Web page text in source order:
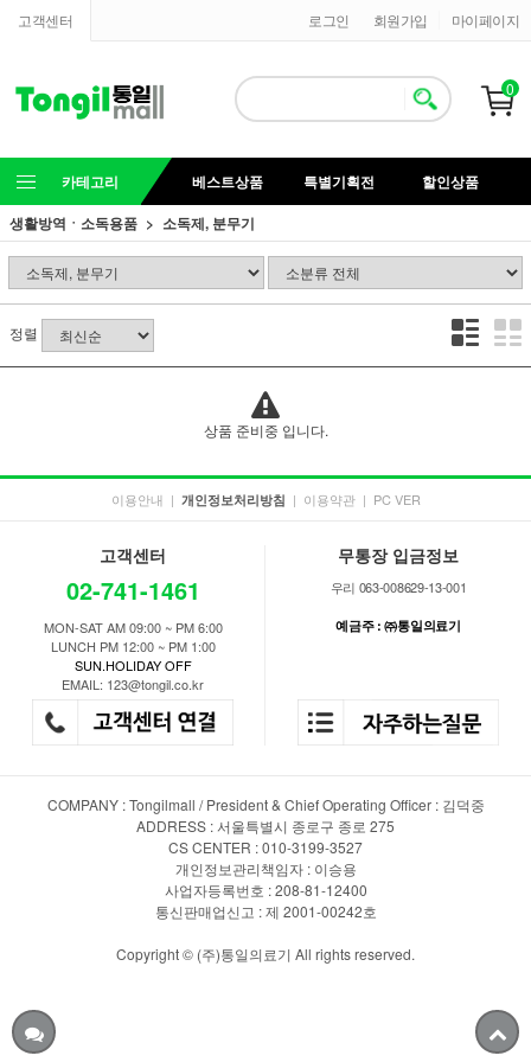
고객센터 마이페이지
회원가입
로그인
0
카테고리 베스트상품 특별기획전
할인상품
생활방역ㆍ소독용품
소독제, 분무기
정렬
상품 준비중 입니다.
이용안내 | 개인정보처리방침 | 이용약관 | PC VER
고객센터
02-741-1461
MON-SAT AM 09:00 ~ PM 6:00
LUNCH PM 12:00 ~ PM 1:00
SUN.HOLIDAY OFF
EMAIL: 123@tongil.co.kr
무통장 입금정보
우리 063-008629-13-001
예금주 : ㈜통일의료기
COMPANY : Tongilmall / President & Chief Operating Officer : 김덕중
ADDRESS : 서울특별시 종로구 종로 275
CS CENTER : 010-3199-3527
개인정보관리책임자 : 이승용
사업자등록번호 : 208-81-12400
통신판매업신고 : 제 2001-00242호
Copyright © (주)통일의료기 All rights reserved.